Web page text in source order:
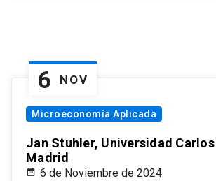
6 NOV
Microeconomía Aplicada
Jan Stuhler, Universidad
Madrid
6 de Noviembre de 2024